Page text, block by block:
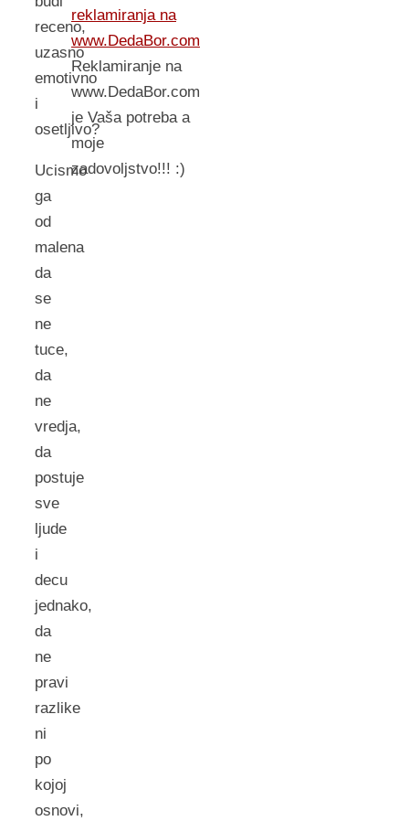
receno,
uzasno
emotivno
i
osetljivo?
Ucismo
ga
od
malena
da
se
ne
tuce,
da
ne
vredja,
da
postuje
sve
ljude
i
decu
jednako,
da
ne
pravi
razlike
ni
po
kojoj
osnovi,
reklamiranja na
www.DedaBor.com
Reklamiranje na
www.DedaBor.com
je Vaša potreba a
moje
zadovoljstvo!!! :)